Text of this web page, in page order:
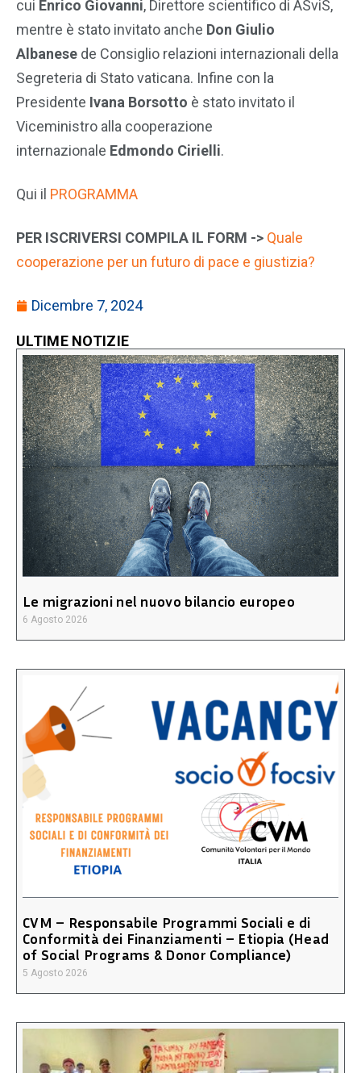
cui Enrico Giovanni, Direttore scientifico di ASviS,
mentre è stato invitato anche Don Giulio
Albanese de Consiglio relazioni internazionali della
Segreteria di Stato vaticana. Infine con la
Presidente Ivana Borsotto è stato invitato il
Viceministro alla cooperazione
internazionale Edmondo Cirielli.
Qui il PROGRAMMA
PER ISCRIVERSI COMPILA IL FORM -> Quale
cooperazione per un futuro di pace e giustizia?
Dicembre 7, 2024
ULTIME NOTIZIE
Le migrazioni nel nuovo bilancio europeo
6 Agosto 2026
CVM – Responsabile Programmi Sociali e di
Conformità dei Finanziamenti – Etiopia (Head
of Social Programs & Donor Compliance)
5 Agosto 2026